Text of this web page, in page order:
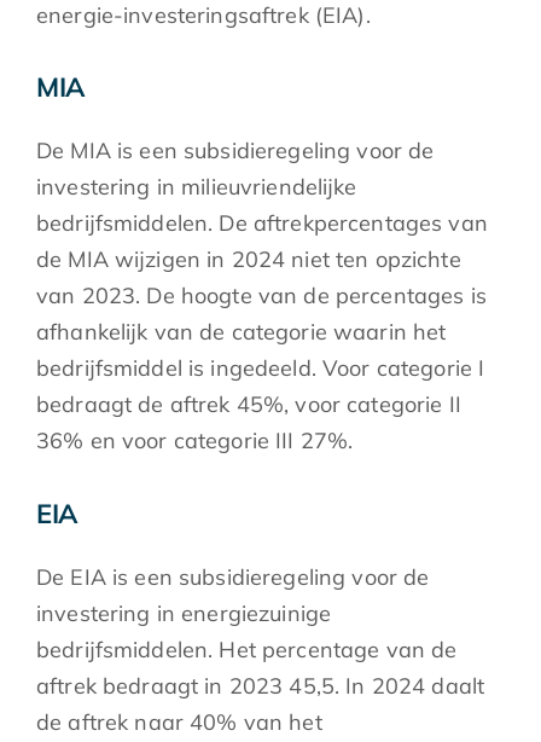
energie-investeringsaftrek (EIA).
MIA
De MIA is een subsidieregeling voor de
investering in milieuvriendelijke
bedrijfsmiddelen. De aftrekpercentages van
de MIA wijzigen in 2024 niet ten opzichte
van 2023. De hoogte van de percentages is
afhankelijk van de categorie waarin het
bedrijfsmiddel is ingedeeld. Voor categorie I
bedraagt de aftrek 45%, voor categorie II
36% en voor categorie III 27%.
EIA
De EIA is een subsidieregeling voor de
investering in energiezuinige
bedrijfsmiddelen. Het percentage van de
aftrek bedraagt in 2023 45,5. In 2024 daalt
de aftrek naar 40% van het